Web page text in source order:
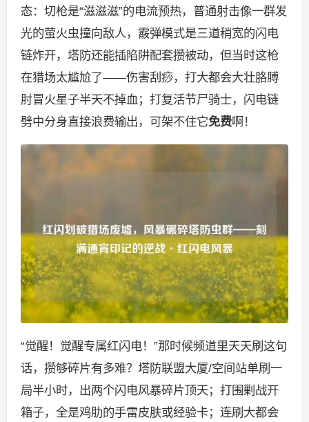
态：切枪是“滋滋滋”的电流预热，普通射击像一群发
光的萤火虫撞向敌人，霰弹模式是三道稍宽的闪电
链炸开，塔防还能插陷阱配套攒被动，但当时这枪
在猎场太尴尬了——伤害刮痧，打大都会大壮胳膊
肘冒火星子半天不掉血；打复活节尸骑士，闪电链
劈中分身直接浪费输出，可架不住它免费啊！
“觉醒！觉醒专属红闪电！”那时候频道里天天刷这句
话，攒够碎片有多难？塔防联盟大厦/空间站单刷一
局半小时，出两个闪电风暴碎片顶天；打围剿战开
箱子，全是鸡肋的手雷皮肤或经验卡；连刷大都会